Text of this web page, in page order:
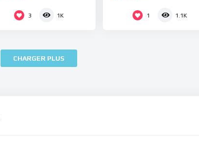
3 1K 1 1.1K
CHARGER PLUS